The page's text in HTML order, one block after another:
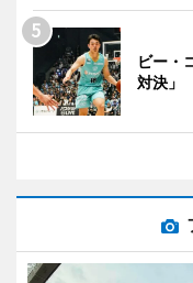
ビー・
対決」